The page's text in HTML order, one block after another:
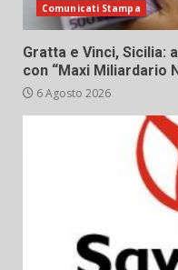
Comunicati Stampa
Gratta e Vinci, Sicilia:
con “Maxi Miliardario
6 Agosto 2026